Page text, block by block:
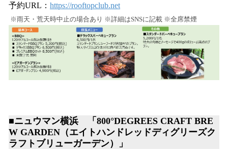
予約URL： https://rooftopclub.net
※雨天・荒天時中止の場合あり ※詳細はSNSに記載 ※全席禁煙
■ニュウマン横浜 「800°DEGREES CRAFT BRE
W GARDEN（エイトハンドレッドディグリーズク
ラフトブリューガーデン）」